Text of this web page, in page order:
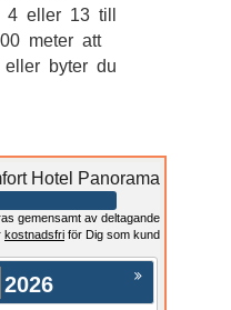
4 eller 13 till
meter att
eller byter du
Hotel Panorama
gemensamt av deltagande
kostnadsfri för Dig som kund
2026